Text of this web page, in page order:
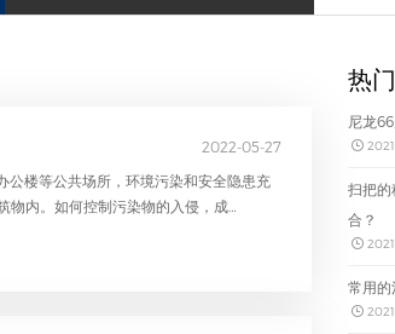
2022-05-27
公楼等公共场所，环境污染和安全隐患充
内。如何控制污染物的入侵，成…
热
尼龙
扫把的
合？
常用的